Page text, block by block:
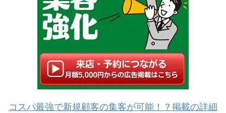
コスパ最強で新規顧客の集客が可能！？掲載の詳細